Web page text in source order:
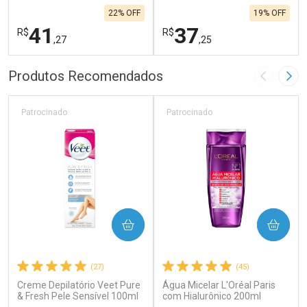
R$41 ,27
22% OFF
FECHAR
Laboratório
Ativar Desconto
FECHAR
Por Menos
R$37,25
19% OFF
Laboratório
Ativar Desconto
Por Menos
Produtos Recomendados Imagem
(27)
Creme Depilatório Veet Pure
& Fresh Pele Sensível 100ml
Patrocinado
COMPRAR
(45)
Água Micelar L'Oréal Paris
com Hialurônico 200ml
Patrocinado
COMPRAR